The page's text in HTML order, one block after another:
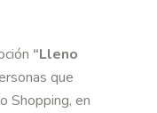
“Lleno
que
Shopping, en